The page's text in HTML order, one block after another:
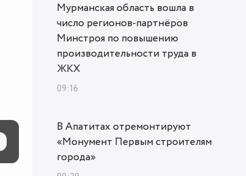
Мурманская область вошла в
число регионов-партнёров
Минстроя по повышению
производительности труда в
ЖКХ
09:16
В Апатитах отремонтируют
«Монумент Первым строителям
города»